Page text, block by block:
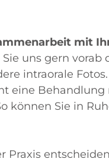
mit
uns gern vorab
intraorale
eine
können Sie in
Praxis